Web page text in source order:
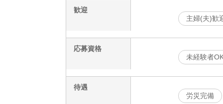
歓迎
主婦(夫)歓
応募資格
未経験者
待遇
労災完備